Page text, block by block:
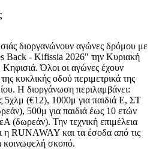
διοργανώνουν αγώνες δρόμου με
Back - Kifissia 2026" την Κυριακή
Όλοι οι αγώνες έχουν
κυκλικής οδού περιμετρικά της
Η διοργάνωση περιλαμβάνει:
(€12), 1000μ για παιδιά Ε, ΣΤ
500μ για παιδιά έως 10 ετών
(δωρεάν). Την τεχνική επιμέλεια
η RUNAWAY και τα έσοδα από τις
κοινωφελή σκοπό.